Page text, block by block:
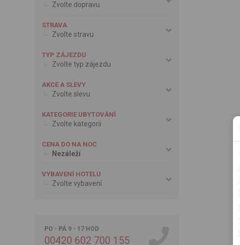
Zvolte dopravu
STRAVA
Zvolte stravu
TYP ZÁJEZDU
Zvolte typ zájezdu
AKCE A SLEVY
Zvolte slevu
KATEGORIE UBYTOVÁNÍ
Zvolte kategorii
CENA DO NA NOC
Nezáleží
VYBAVENÍ HOTELU
Zvolte vybavení
PO - PÁ 9 - 17 HOD
00420 602 700 155